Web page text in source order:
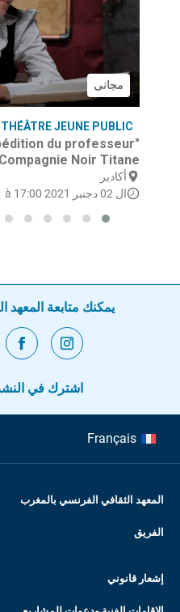
مجانى
THÉÂTRE JEUNE PUBLIC
du professeur
Noir Titane
أكادير
ال 02 دجنبر 2021 à 17:00
يمكنك متابعة
اشترك في
Français
المعهد الثقافي الفرنسي بالمغرب
الفريق
إشعار قانوني